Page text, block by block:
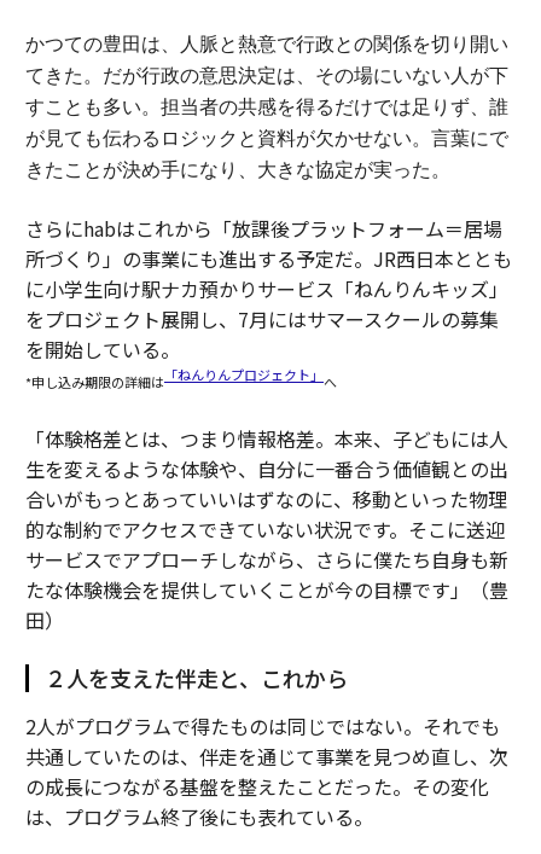
かつての豊田は、人脈と熱意で行政との関係を切り開い
てきた。 だが行政の意思決定は、その場にいない人が下
すことも多い。担当者の共感を得るだけでは足りず、誰
が見ても伝わるロジックと資料が欠かせない。 言葉にで
きたことが決め手になり、大きな協定が実った。
さらにhabはこれから「放課後プラットフォーム＝居場
所づくり」の事業にも進出する予定だ。JR西日本ととも
に小学生向け駅ナカ預かりサービス「ねんりんキッズ」
をプロジェクト展開し、7月にはサマースクールの募集
を開始している。
*申し込み期限の詳細は 「ねんりんプロジェクト」 へ
「体験格差とは、つまり情報格差。本来、子どもには人
生を変えるような体験や、自分に一番合う価値観との出
合いがもっとあっていいはずなのに、移動といった物理
的な制約でアクセスできていない状況です。そこに送迎
サービスでアプローチしながら、さらに僕たち自身も新
たな体験機会を提供していくことが今の目標です」（豊
田）
２人を支えた伴走と、これから
2人がプログラムで得たものは同じではない。それでも
共通していたのは、伴走を通じて事業を見つめ直し、次
の成長につながる基盤を整えたことだった。その変化
は、プログラム終了後にも表れている。